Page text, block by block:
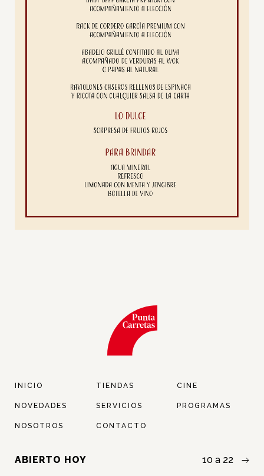
Facebook
INICIO TIENDAS CINE
NOVEDADES SERVICIOS PROGRAMAS
NOSOTROS CONTACTO
ABIERTO HOY
10 a 22